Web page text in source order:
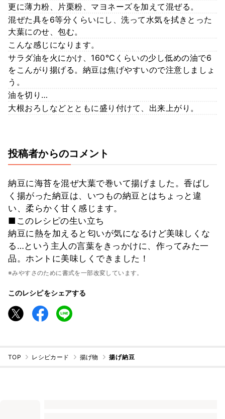
更に薄力粉、片栗粉、マヨネーズを加えて混ぜる。
混ぜた具を6等分くらいにし、洗って水気を拭きとった
大葉にのせ、包む。
こんな感じになります。
サラダ油を火にかけ、160℃くらいの少し低めの油で6
をこんがり揚げる。納豆は焦げやすいので注意しましょ
う。
油を切り…
大根おろしなどとともに盛り付けて、出来上がり。
投稿者からのコメント
納豆に海苔を混ぜ大葉で巻いて揚げました。香ばし
く揚がった納豆は、いつもの納豆とはちょっと違
い、柔らかく甘く感じます。
■このレシピの生い立ち
納豆に熱を加えると匂いが気になるけど美味しくな
る…という主人の言葉をきっかけに、作ってみた一
品。ホントに美味しくできました！
※みやすさのために書式を一部改変しています。
このレシピをシェアする
TOP レシピカード 揚げ物 揚げ納豆